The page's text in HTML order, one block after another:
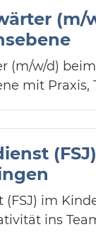
(m/
(m/w/d)
mit
(FSJ) im
ins